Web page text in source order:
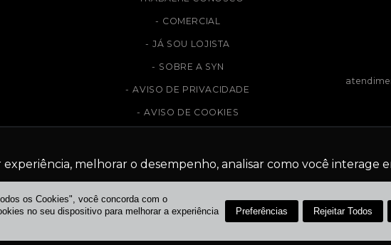
melhorar o desempenho, analisar como você interage
Recusar Cookies Aceitar Cookies
COMERCIAL
JÁ SOU LOJISTA
SOBRE A SYN
AVISO DE PRIVACIDADE
AVISO DE COOKIES
ESTE SITE USA COOKIES E DADOS PESSOAIS DE ACORDO COM OS NOSSO AVISO DE PRIVACIDADE.
SHOPPING CIDADE SÃO PAULO
os Cookies", você concorda com o
no seu dispositivo para melhorar a experiência
Preferências Rejeitar Todos